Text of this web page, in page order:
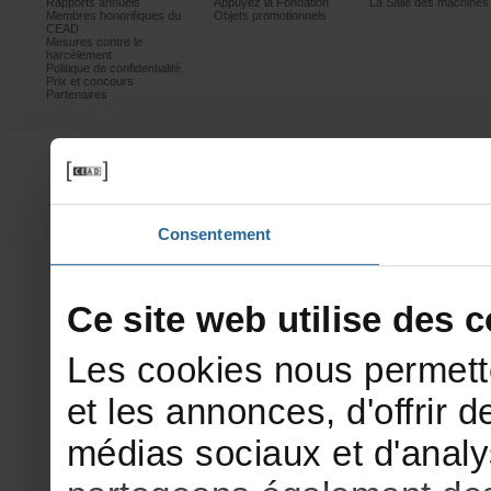
Consentement
Membreshonorifiquesdu
CEAD
Mesurescontrele
harcèlement
Politiquedeconfidentialité
Prixetconcours
Partenaires
Objetspromotionnels